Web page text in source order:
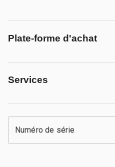
Plate-forme d'achat
Services
Numéro de série